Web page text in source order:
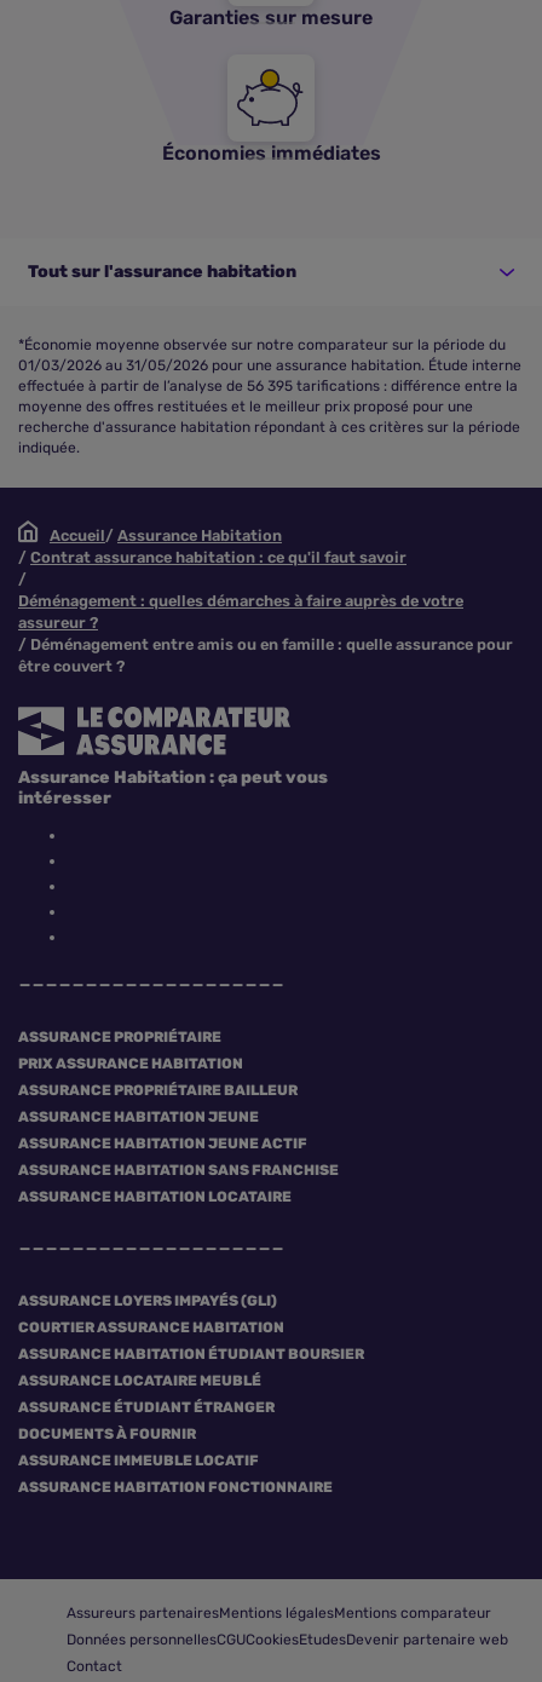
Garanties sur mesure
Économies immédiates
Tout sur l'assurance habitation
*Économie moyenne observée sur notre comparateur sur la période du
01/03/2026 au 31/05/2026 pour une assurance habitation. Étude interne
effectuée à partir de l’analyse de 56 395 tarifications : différence entre la
moyenne des offres restituées et le meilleur prix proposé pour une
recherche d'assurance habitation répondant à ces critères sur la période
indiquée.
Accueil
Assurance Habitation
Contrat assurance habitation : ce qu'il faut savoir
Déménagement : quelles démarches à faire auprès de votre
assureur ?
Déménagement entre amis ou en famille : quelle assurance pour
être couvert ?
ASSURANCE PROPRIÉTAIRE
PRIX ASSURANCE HABITATION
ASSURANCE PROPRIÉTAIRE BAILLEUR
ASSURANCE HABITATION JEUNE
ASSURANCE HABITATION JEUNE ACTIF
ASSURANCE HABITATION SANS FRANCHISE
ASSURANCE HABITATION LOCATAIRE
ASSURANCE LOYERS IMPAYÉS (GLI)
COURTIER ASSURANCE HABITATION
ASSURANCE HABITATION ÉTUDIANT BOURSIER
ASSURANCE LOCATAIRE MEUBLÉ
ASSURANCE ÉTUDIANT ÉTRANGER
DOCUMENTS À FOURNIR
ASSURANCE IMMEUBLE LOCATIF
ASSURANCE HABITATION FONCTIONNAIRE
Assurance Habitation : ça peut vous
intéresser
Assureurs partenairesMentions légalesMentions comparateur
Données personnellesCGUCookiesEtudesDevenir partenaire web
Contact